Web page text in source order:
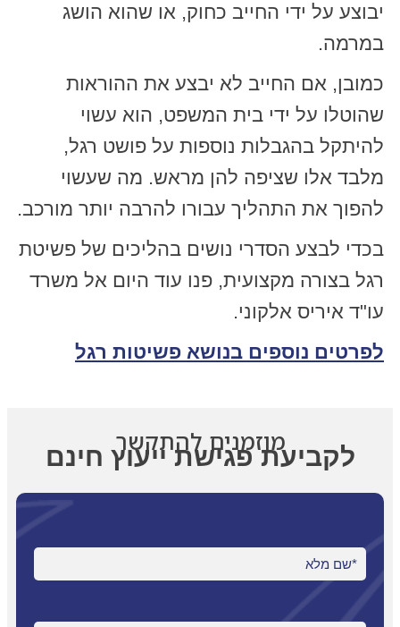
יבוצע על ידי החייב כחוק, או שהוא הושג
במרמה.
כמובן, אם החייב לא יבצע את ההוראות
שהוטלו על ידי בית המשפט, הוא עשוי
להיתקל בהגבלות נוספות על פושט רגל,
מלבד אלו שציפה להן מראש. מה שעשוי
להפוך את התהליך עבורו להרבה יותר מורכב.
בכדי לבצע הסדרי נושים בהליכים של פשיטת
רגל בצורה מקצועית, פנו עוד היום אל משרד
עו"ד איריס אלקוני.
לפרטים נוספים בנושא פשיטות רגל
מוזמנים להתקשר
לקביעת פגישת ייעוץ חינם